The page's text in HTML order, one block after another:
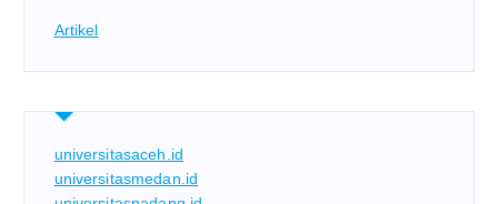
Artikel
universitasaceh.id
universitasmedan.id